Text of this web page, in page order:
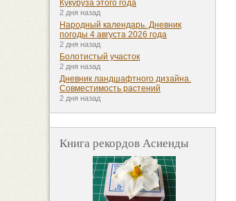
Кукуруза этого года
2 дня назад
Народный календарь. Дневник
погоды 4 августа 2026 года
2 дня назад
Болотистый участок
2 дня назад
Дневник ландшафтного дизайна.
Совместимость растений
2 дня назад
Книга рекордов Асиенды